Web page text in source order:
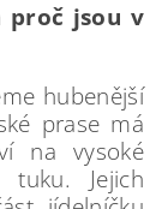
proč jsou v
hubenější
prase má
na vysoké
tuku. Jejich